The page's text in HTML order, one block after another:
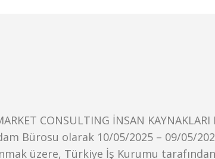
CONSULTING İNSAN
Bürosu olarak 10/05/2025 – 09/05/
üzere, Türkiye İş Kurumu